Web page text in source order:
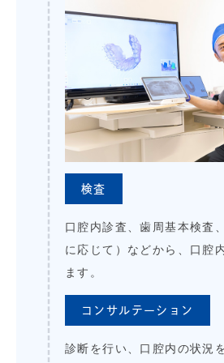
検査
口腔内診査、歯周基本検査
に応じて）などから、口腔
ます。
コンサルテーション
診断を行い、口腔内の状況